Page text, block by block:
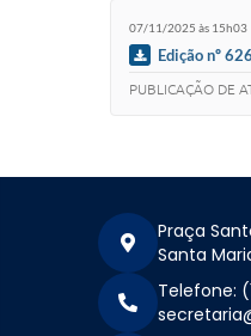
07/11/2025 às 15h03
Edição nº 626
PUBLICAÇÃO DE
Praça
Santa
Telefone: